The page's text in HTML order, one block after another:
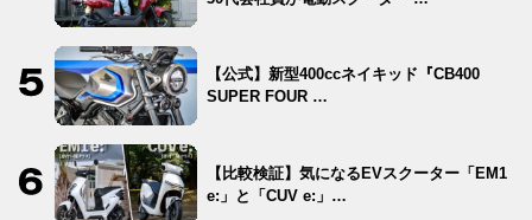
【公式】新型400ccネイキッド『CB400
SUPER FOUR …
【比較検証】気になるEVスクーター「EM1
e:」と「CUV e:」…